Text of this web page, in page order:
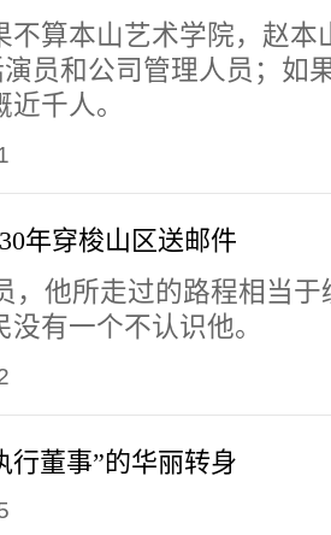
不算本山艺术学院，赵本
员和公司管理人员；如
千人。
年穿梭山区送邮件
，他所走过的路程相当
有一个不认识他。
行董事”的华丽转身